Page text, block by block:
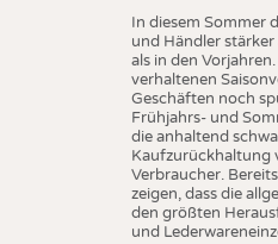
In diesem Sommer
und Händler
als in den
verhaltenen
Geschäften noch
Frühjahrs- und
die anhaltend
Kaufzurückhaltung
Verbraucher.
zeigen, dass die
den größten
und